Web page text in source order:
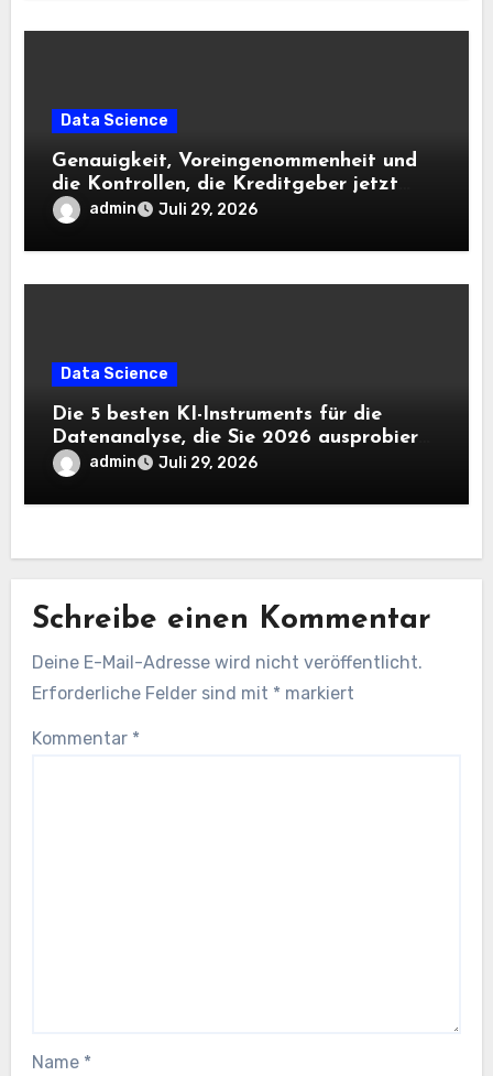
Data Science
Genauigkeit, Voreingenommenheit und
die Kontrollen, die Kreditgeber jetzt
benötigen |
admin Juli 29, 2026
Data Science
Die 5 besten KI-Instruments für die
Datenanalyse, die Sie 2026 ausprobieren
solltenadmin Juli 29, 2026
Schreibe einen Kommentar
Deine E-Mail-Adresse wird nicht veröffentlicht.
Erforderliche Felder sind mit * markiert
Kommentar *
Name *